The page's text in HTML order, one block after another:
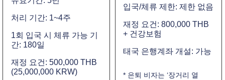
처리 기간: 1~4주
1회 입국 시 체류 가능 기
간: 180일
재정 요건: 500,000 THB
(25,000,000 KRW)
입국/체류 제한: 제한 없음
재정 요건: 800,000 THB
+ 건강보험
태국 은행계좌 개설: 가능
* 은퇴 비자는 ‘장거리 열